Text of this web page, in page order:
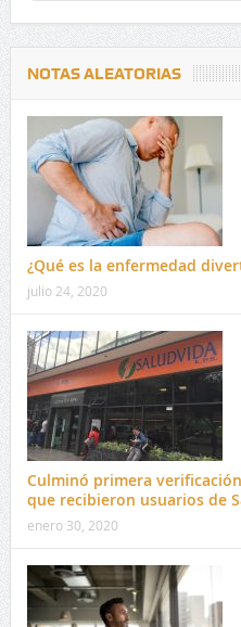
NOTAS ALEATORIAS
¿Qué es la enfermedad
julio 24, 2020
Culminó primera
que recibieron usuarios de
enero 30, 2020